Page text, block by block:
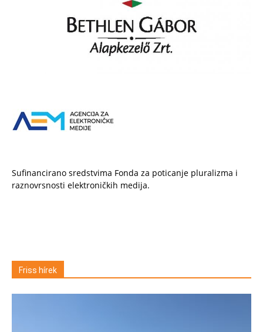
Sufinancirano sredstvima Fonda za poticanje pluralizma i
raznovrsnosti elektroničkih medija.
Friss hírek